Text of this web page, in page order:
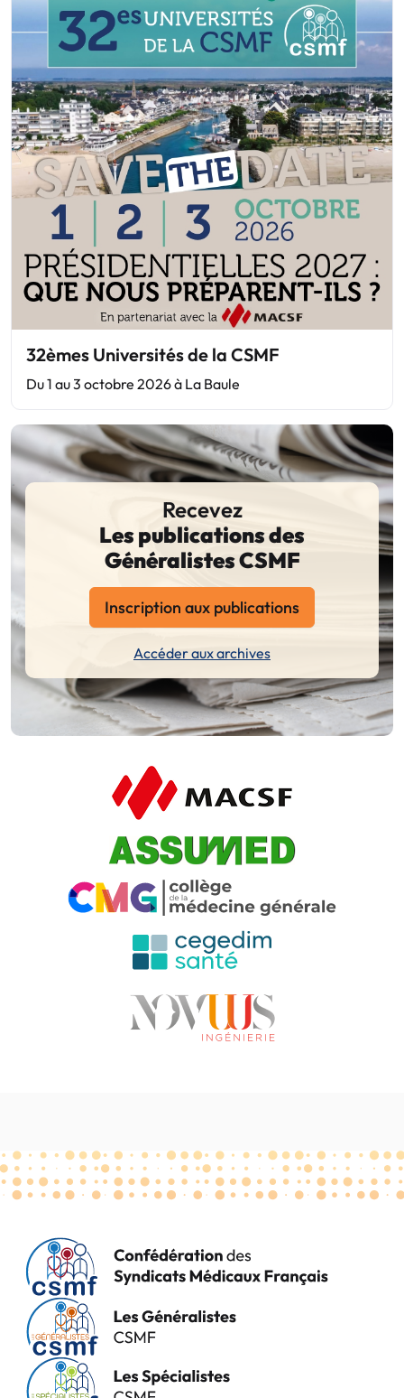
32èmes Universités de la CSMF
Du 1 au 3 octobre 2026 à La Baule
Recevez
Les publications des
Généralistes CSMF
Inscription aux publications
Accéder aux archives